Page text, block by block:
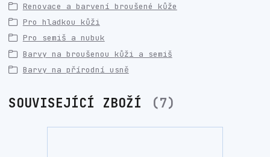
Renovace a barvení broušené kůže
Pro hladkou kůži
Pro semiš a nubuk
Barvy na broušenou kůži a semiš
Barvy na přírodní usně
SOUVISEJÍCÍ ZBOŽÍ 7